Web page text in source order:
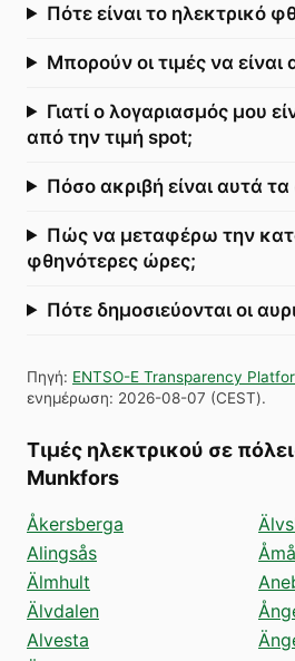
Πότε είναι το ηλεκτρικό
Μπορούν οι τιμές να είναι
Γιατί ο λογαριασμός μου
από την τιμή spot;
Πόσο ακριβή είναι αυτά
Πώς να μεταφέρω την
φθηνότερες ώρες;
Πότε δημοσιεύονται οι
Πηγή: ENTSO-E Transparency
ενημέρωση: 2026-08-07 (CEST).
Τιμές ηλεκτρικού σε
Munkfors
Åkersberga
Alingsås
Älmhult
Älvdalen
Alvesta